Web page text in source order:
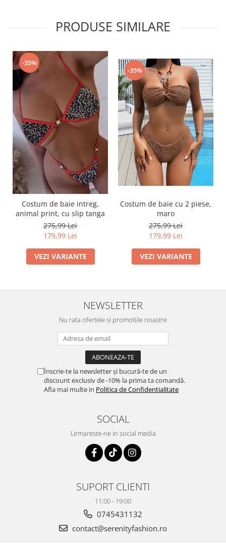
PRODUSE SIMILARE
-35%
Costum de baie intreg,
animal print, cu slip tanga
275,99 Lei
179,99 Lei
VEZI VARIANTE
-35%
Costum de baie cu 2 piese,
maro
275,99 Lei
179,99 Lei
VEZI VARIANTE
NEWSLETTER
Nu rata ofertele si promotiile noastre
Înscrie-te la newsletter și bucură-te de un
discount exclusiv de -10% la prima ta comandă.
Afla mai multe in Politica de Confidentialitate
SOCIAL
Urmareste-ne in social media
SUPORT CLIENTI
11:00 - 19:00
0745431132
contact@serenityfashion.ro